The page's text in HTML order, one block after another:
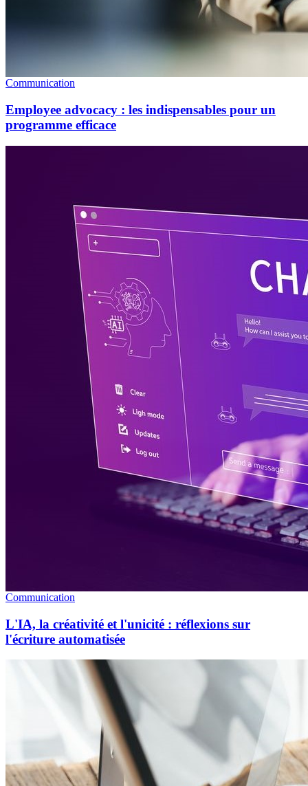
Communication
Employee advocacy : les indispensables pour un
programme efficace
Communication
L'IA, la créativité et l'unicité : réflexions sur
l'écriture automatisée